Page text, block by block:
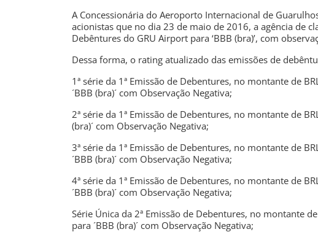
A Concessionária do Aeroporto Internacional de
acionistas que no dia 23 de maio de 2016, a agência de
Debêntures do GRU Airport para ‘BBB (bra)’, com
Dessa forma, o rating atualizado das emissões de
1ª série da 1ª Emissão de Debentures, no montante de
´BBB (bra)´ com Observação Negativa;
2ª série da 1ª Emissão de Debentures, no montante de
(bra)´ com Observação Negativa;
3ª série da 1ª Emissão de Debentures, no montante de
´BBB (bra)´ com Observação Negativa;
4ª série da 1ª Emissão de Debentures, no montante de
´BBB (bra)´ com Observação Negativa;
Série Única da 2ª Emissão de Debentures, no montante
para ´BBB (bra)´ com Observação Negativa;